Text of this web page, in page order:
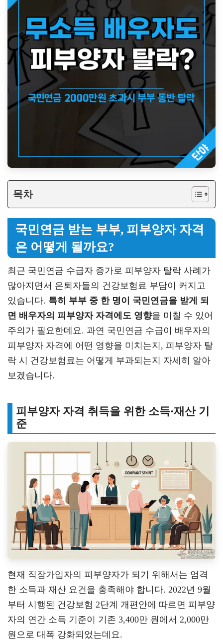
목차
국민연금 받는 부부, 피부양자 자격
은 어떻게 될까요?
최근 국민연금 수급자 증가로 피부양자 탈락 사례가
많아지면서 은퇴자들의 건강보험료 부담이 커지고
있습니다. 특히 부부 중 한 명이 국민연금을 받게 되
면 배우자의 피부양자 자격에도 영향을 미칠 수 있어
주의가 필요한데요. 과연 국민연금 수급이 배우자의
피부양자 자격에 어떤 영향을 미치는지, 피부양자 탈
락 시 건강보험료는 어떻게 부과되는지 자세히 알아
보겠습니다.
피부양자 자격 취득을 위한 소득·재산 기
준
현재 직장가입자의 피부양자가 되기 위해서는 엄격
한 소득과 재산 요건을 충족해야 합니다. 2022년 9월
부터 시행된 건강보험 2단계 개편안에 따르면 피부양
자의 연간 소득 기준이 기존 3,400만 원에서 2,000만
원으로 대폭 강화되었는데요.